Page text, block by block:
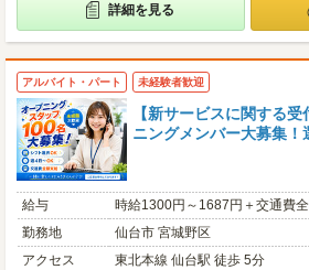
詳細を見る
アルバイト・パート 未経験者歓迎
【新サービスに関する
ニングメンバー大募集
給与
時給1300円～1687円＋交通費
勤務地
仙台市 宮城野区
アクセス
東北本線 仙台駅 徒歩 5分